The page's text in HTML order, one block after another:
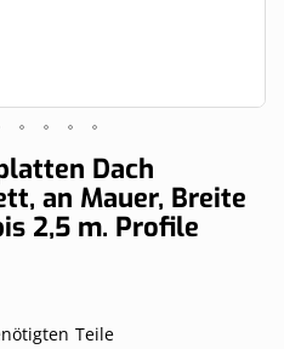
Dach
an Mauer, Breite
2,5 m. Profile
Teile